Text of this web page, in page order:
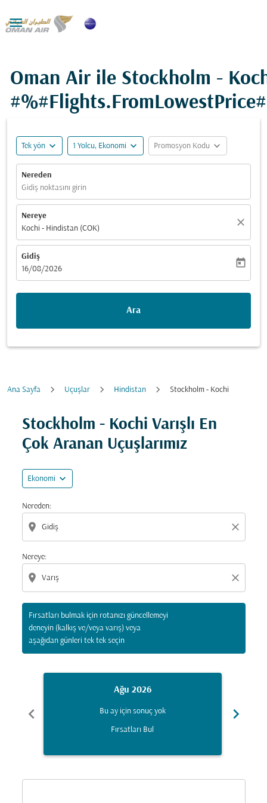

Oman Air ile Stockholm -
Tek yön expand_more 1 Yolcu, Ekonomi expand_more Promosyon Kodu expand_more
Nereden
Gidiş noktasını girin
Nereye
Kochi - Hindistan (COK)
close
Gidiş
fc-booking-departure-date-aria-label
16/08/2026
today
Ara
Ana Sayfa Uçuşlar Hindistan Stockholm - Kochi
Stockholm - Kochi Varışlı En
Çok Aranan Uçuşlarımız
Ekonomi expand_more
Nereden:
location_on close
Nereye:
location_on close
Fırsatları bulmak için rotanızı güncellemeyi
deneyin (kalkış ve/veya varış) veya
aşağıdan günleri tek tek seçin
Fırsatları bulmak için rotanızı güncellemeyi deneyin
chevron_left
Ağu 2026
Bu ay için sonuç yok
Fırsatları Bul
chevron_right